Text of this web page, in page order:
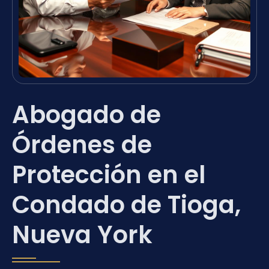
Abogado de
Órdenes de
Protección en el
Condado de Tioga,
Nueva York